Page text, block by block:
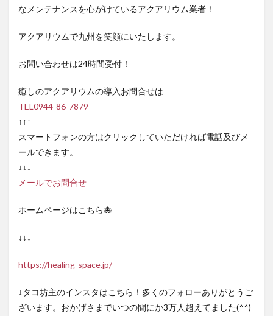
なメンテナンスを心がけているアクアリウム業者！
アクアリウムで九州を笑顔にいたします。
お問い合わせは24時間受付！
癒しのアクアリウムの導入お問合せは
TEL0944-86-7879
↑↑↑
スマートフォンの方はクリックしていただければ電話及びメ
ールできます。
↓↓↓
メールでお問合せ
ホームページはこちら🐙
↓↓↓
https://healing-space.jp/
↓タコ坊主のインスタはこちら！多くのフォローありがとうご
ざいます。おかげさまでいつの間にか3万人超えてました(^^)